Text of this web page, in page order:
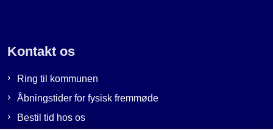
Kontakt os
Ring til kommunen
Åbningstider for fysisk fremmøde
Bestil tid hos os